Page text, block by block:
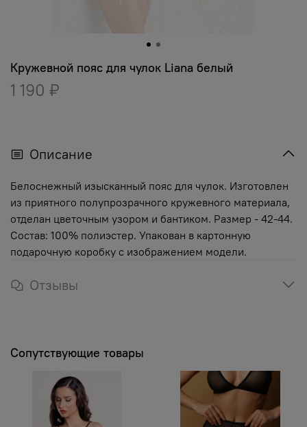
Кружевной пояс для чулок Liana белый
1 190 ₽
Описание
Белоснежный изысканный пояс для чулок. Изготовлен
из приятного полупрозрачного кружевного материала,
отделан цветочным узором и бантиком. Размер - 42-44.
Состав: 100% полиэстер. Упакован в картонную
подарочную коробку с изображением модели.
Отзывы
Сопутствующие товары